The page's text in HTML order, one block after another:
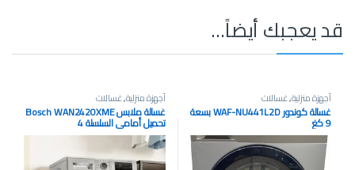
قد يعجبك أيضاً…
أجهزة منزلية,غسالات
غسالة كوندور ‎WAF-NU441L2D‎ بسعة
9 كغ
أجهزة منزلية,غسالات
غسالة ملابس Bosch WAN2420XME
تحميل أمامي السلسلة 4